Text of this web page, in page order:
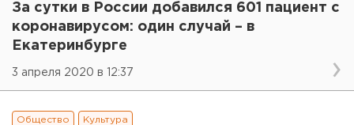
За сутки в России добавился 601 пациент с
коронавирусом: один случай – в
Екатеринбурге
3 апреля 2020 в 12:37
Общество Культура